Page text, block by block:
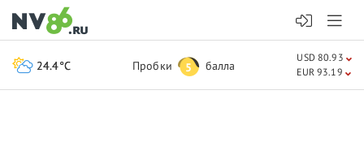
24.4°C Пробки 5 балла
USD 80.93
EUR 93.19